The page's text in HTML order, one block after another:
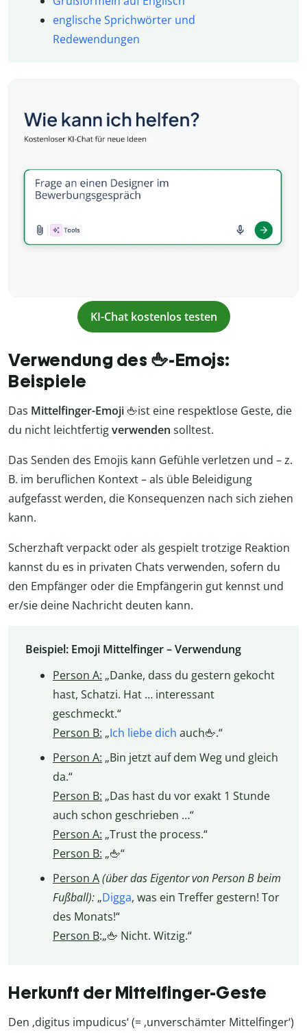
englische Sprichwörter und
Redewendungen
KI-Chat kostenlos testen
Verwendung des 🖕-Emojs:
Beispiele
Das Mittelfinger-Emoji 🖕ist eine respektlose Geste, die
du nicht leichtfertigverwenden solltest.
Das Senden des Emojis kann Gefühle verletzen und – z.
B. im beruflichen Kontext – als üble Beleidigung
aufgefasst werden, die Konsequenzen nach sich ziehen
kann.
Scherzhaft verpackt oder als gespielt trotzige Reaktion
kannst du es in privaten Chats verwenden, sofern du
den Empfänger oder die Empfängerin gut kennst und
er/sie deine Nachricht deuten kann.
Beispiel: Emoji Mittelfinger – Verwendung
Person A: „Danke, dass du gestern gekocht
hast, Schatzi. Hat … interessant
geschmeckt.“
Person B: „Ich liebe dich auch🖕.“
Person A: „Bin jetzt auf dem Weg und gleich
da.“
Person B: „Das hast du vor exakt 1 Stunde
auch schon geschrieben …“
Person A: „Trust the process.“
Person B: „🖕“
Person A(über das Eigentor von Person B beim
Fußball):„Digga, was ein Treffer gestern! Tor
des Monats!“
Person B:„🖕 Nicht. Witzig.“
Herkunft der Mittelfinger-Geste
Den ‚digitus impudicus‘ (= ‚unverschämter Mittelfinger‘)